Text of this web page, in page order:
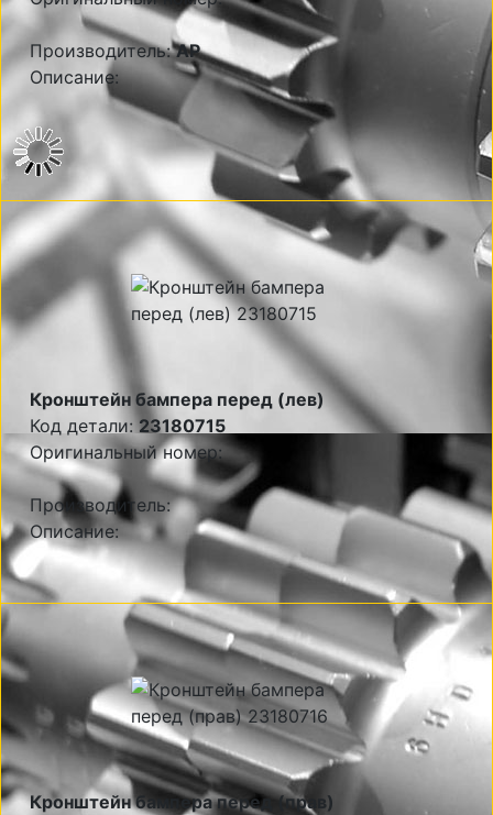
Производитель:AP
Описание:
Кронштейн бампера перед (лев)
Код детали: 23180715
Оригинальный номер:
Производитель:
Описание:
Кронштейн бампера перед (прав)